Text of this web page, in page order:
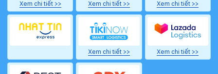
Xem chi tiết >> Xem chi tiết >> Xem chi tiết >>
Xem chi tiết >> Xem chi tiết >>